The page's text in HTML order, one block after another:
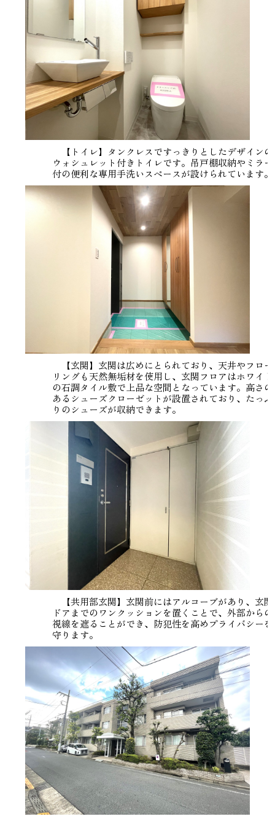
【トイレ】タンクレスですっきりとしたデザインの
ウォシュレット付きトイレです。吊戸棚収納やミラー
付の便利な専用手洗いスペースが設けられています。
【玄関】玄関は広めにとられており、天井やフロー
リングも天然無垢材を使用し、玄関フロアはホワイト
の石調タイル敷で上品な空間となっています。高さの
あるシューズクローゼットが設置されており、たっぷ
りのシューズが収納できます。
【共用部玄関】玄関前にはアルコーブがあり、玄関
ドアまでのワンクッションを置くことで、外部からの
視線を遮ることができ、防犯性を高めプライバシーを
守ります。